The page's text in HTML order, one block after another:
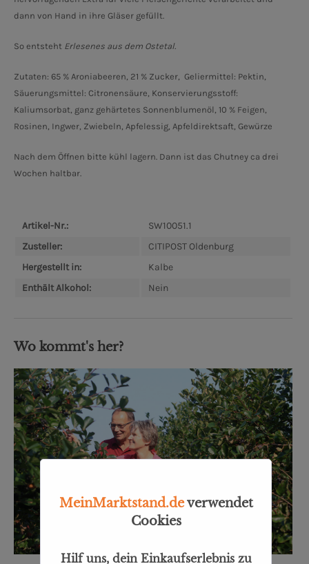
dann von Hand in ihre Gläser gefüllt.
So entsteht Erlesenes aus dem Ostetal.
Zutaten: 65 % Aroniabeeren, 21 % Zucker, Geliermittel: Pektin,
Säuerungsmittel: Citronensäure, Konservierungsstoff:
Kaliumsorbat, ganz gehärtetes Sonnenblumenöl, 10 % Feigen,
Rosinen, Ingwer, Zwiebeln, Apfelessig, Apfeldirektsaft, Gewürze
Nach dem Öffnen bitte kühl lagern. Dann ist das Chutney ca drei
Wochen haltbar.
Artikel-Nr.:
SW10051.1
Zusteller:
CITIPOST Oldenburg
Hergestellt in:
Kalbe
Enthält Alkohol:
Nein
Wo kommt's her?
MeinMarktstand.deverwendet
Cookies
Hilf uns, dein Einkaufserlebnis zu